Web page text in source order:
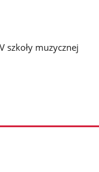
szkoły muzycznej